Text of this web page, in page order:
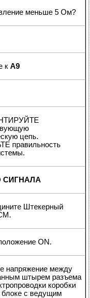
меньше 5 Ом?
к A9
цепь.
правильность
СИГНАЛА
Штекерный
ON.
напряжение между
штырем разъема
коробки
блоке с ведущим